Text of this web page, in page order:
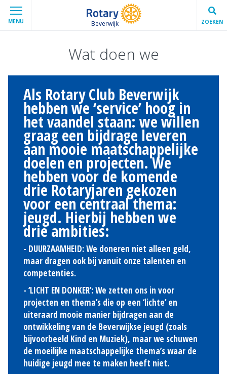
MENU Beverwijk ZOEKEN
Wat doen we
Als Rotary Club Beverwijk
hebben we ‘service’ hoog in
het vaandel staan: we willen
graag een bijdrage leveren
aan mooie maatschappelijke
doelen en projecten. We
hebben voor de komende
drie Rotaryjaren gekozen
voor een centraal thema:
jeugd. Hierbij hebben we
drie ambities:
- DUURZAAMHEID: We doneren niet alleen geld,
maar dragen ook bij vanuit onze talenten en
competenties.
- ‘LICHT EN DONKER’: We zetten ons in voor
projecten en thema’s die op een ‘lichte’ en
uiteraard mooie manier bijdragen aan de
ontwikkeling van de Beverwijkse jeugd (zoals
bijvoorbeeld Kind en Muziek), maar we schuwen
de moeilijke maatschappelijke thema’s waar de
huidige jeugd mee te maken heeft niet.